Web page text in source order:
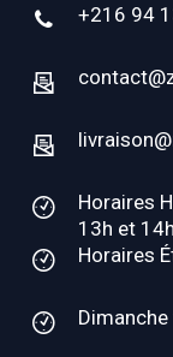
+216 94
Horaires
13h et
Horaires